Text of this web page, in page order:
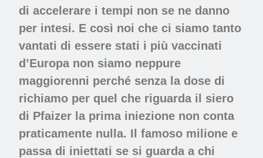
di accelerare i tempi non se ne danno
per intesi. E così noi che ci siamo tanto
vantati di essere stati i più vaccinati
d’Europa non siamo neppure
maggiorenni perché senza la dose di
richiamo per quel che riguarda il siero
di Pfaizer la prima iniezione non conta
praticamente nulla. Il famoso milione e
passa di iniettati se si guarda a chi